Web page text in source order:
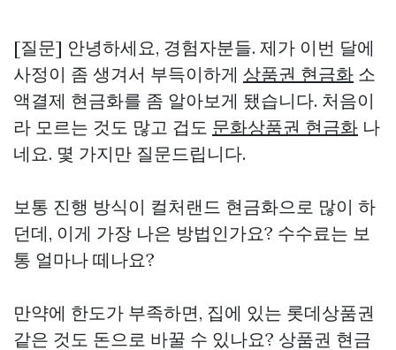
[질문] 안녕하세요, 경험자분들. 제가 이번 달에
사정이 좀 생겨서 부득이하게 상품권 현금화 소
액결제 현금화를 좀 알아보게 됐습니다. 처음이
라 모르는 것도 많고 겁도 문화상품권 현금화 나
네요. 몇 가지만 질문드립니다.
보통 진행 방식이 컬처랜드 현금화으로 많이 하
던데, 이게 가장 나은 방법인가요? 수수료는 보
통 얼마나 떼나요?
만약에 한도가 부족하면, 집에 있는 롯데상품권
같은 것도 돈으로 바꿀 수 있나요? 상품권 현금